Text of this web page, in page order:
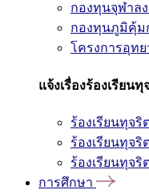
กองทุนจุฬาล
กองทุนภูมิคุ้ม
โครงการอุท
แจ้งเรื่องร้องเรียนทุ
ร้องเรียนทุจ
ร้องเรียนทุจ
ร้องเรียนทุจ
การศึกษา